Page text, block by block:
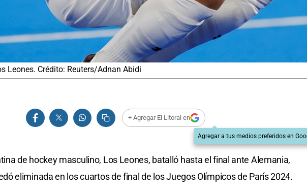
Leones. Crédito: Reuters/Adnan Abidi
+ Agregar El Litoral en
Agregar a tus medios preferidos en
de hockey masculino, Los Leones, batalló hasta el final ante Alemania,
eliminada en los cuartos de final de los Juegos Olímpicos de París 2024.